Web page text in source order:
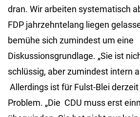
dran. Wir arbeiten systematisch
FDP jahrzehntelang liegen
bemühe sich zumindest um eine
Diskussionsgrundlage. „Sie ist
schlüssig, aber zumindest intern
Allerdings ist für Fulst-Blei
Problem. „Die CDU muss erst